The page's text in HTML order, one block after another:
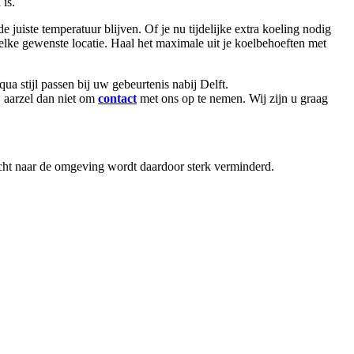
juiste temperatuur blijven. Of je nu tijdelijke extra koeling nodig
gewenste locatie. Haal het maximale uit je koelbehoeften met
stijl passen bij uw gebeurtenis nabij Delft.
dan niet om contact met ons op te nemen. Wij zijn u graag
naar de omgeving wordt daardoor sterk verminderd.